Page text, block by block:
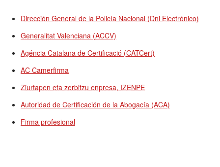
Dirección General de la Policía Nacional (Dni Electrónico)
Generalitat Valenciana (ACCV)
Agéncia Catalana de Certificació (CATCert)
AC Camerfirma
Ziurtapen eta zerbitzu enpresa, IZENPE
Autoridad de Certificación de la Abogacía (ACA)
Firma profesional